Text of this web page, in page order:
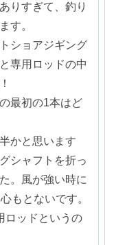
りすぎて、釣り
す。
ショアジギング
専用ロッドの中
最初の1本はど
かと思います
シャフトを折っ
。風が強い時に
もとないです。
ロッドというの